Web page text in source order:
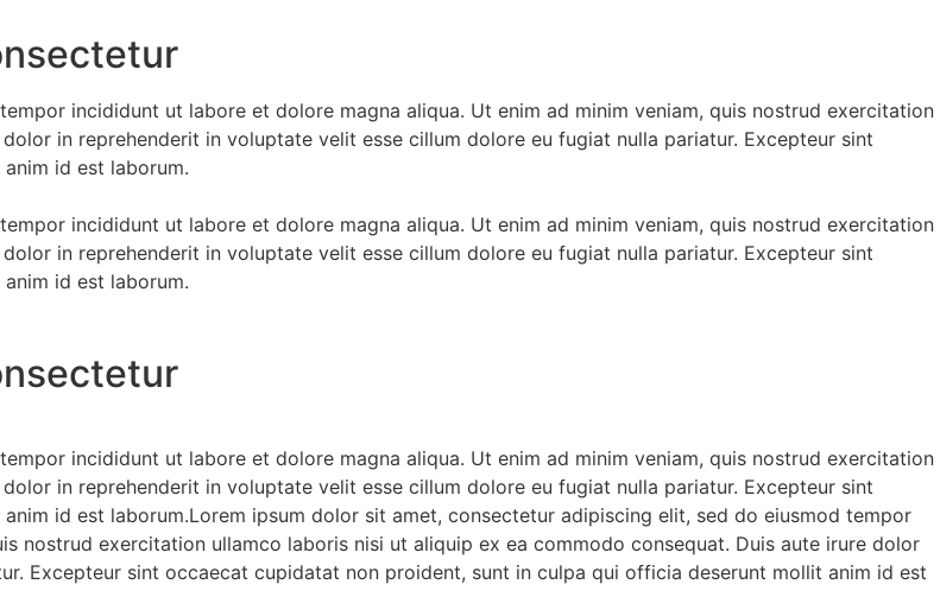
incididunt ut labore et dolore magna aliqua. Ut enim ad minim veniam, quis nostrud exercitation
in reprehenderit in voluptate velit esse cillum dolore eu fugiat nulla pariatur. Excepteur sint
id est laborum.
incididunt ut labore et dolore magna aliqua. Ut enim ad minim veniam, quis nostrud exercitation
in reprehenderit in voluptate velit esse cillum dolore eu fugiat nulla pariatur. Excepteur sint
id est laborum.
incididunt ut labore et dolore magna aliqua. Ut enim ad minim veniam, quis nostrud exercitation
in reprehenderit in voluptate velit esse cillum dolore eu fugiat nulla pariatur. Excepteur sint
id est laborum.Lorem ipsum dolor sit amet, consectetur adipiscing elit, sed do eiusmod tempor
nostrud exercitation ullamco laboris nisi ut aliquip ex ea commodo consequat. Duis aute irure dolor
Excepteur sint occaecat cupidatat non proident, sunt in culpa qui officia deserunt mollit anim id est